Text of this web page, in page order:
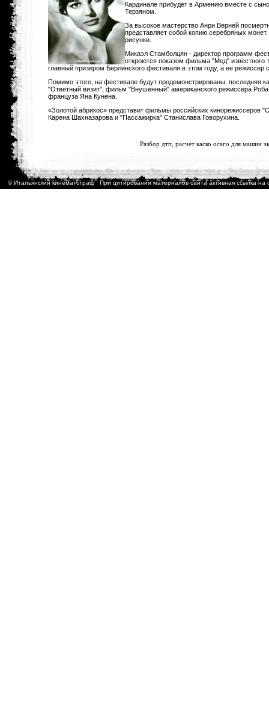
Кардинале прибудет в Армению вместе с
Терзяном.
За высокое мастерство Анри Верней
представляет собой копию серебряных
рисунки.
Микаэл Стамболцян - директор программ
откроются показом фильма "Мед" известного
главный призером Берлинского фестиваля в этом году, а ее
Помимо этого, на фестивале будут продемонстрированы: последняя
"Ответный визит", фильм "Внушенный" американского режиссера
француза Яна Кунена.
«Золотой абрикос» представит фильмы российских кинорежиссеров
Карена Шахназарова и "Пассажирка" Станислава Говорухина.
Разбор дтп,расчет каско осаго для машин
© Итальянский кинематограф При цитировании материалов сайта активная ссылка на